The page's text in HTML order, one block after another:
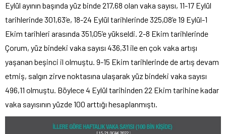
Eylül ayının başında yüz binde 217,68 olan vaka sayısı, 11-17 Eylül
tarihlerinde 301,63’e, 18-24 Eylül tarihlerinde 325,08’e 19 Eylül-1
Ekim tarihleri arasında 351,05’e yükseldi. 2-8 Ekim tarihlerinde
Çorum, yüz bindeki vaka sayısı 436,31 ile en çok vaka artışı
yaşanan beşinci il olmuştu. 9-15 Ekim tarihlerinde de artış devam
etmiş, salgın zirve noktasına ulaşarak yüz bindeki vaka sayısı
496,11 olmuştu. Böylece 4 Eylül tarihinden 22 Ekim tarihine kadar
vaka sayısının yüzde 100 arttığı hesaplanmıştı.